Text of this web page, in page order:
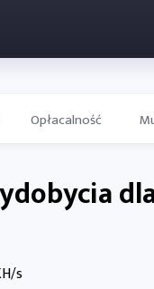
Opłacalność
s